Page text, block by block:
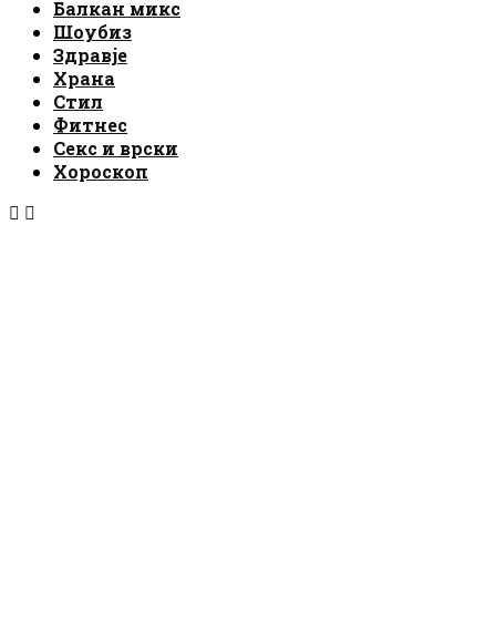
Балкан микс
Шоубиз
Здравје
Храна
Стил
Фитнес
Секс и врски
Хороскоп